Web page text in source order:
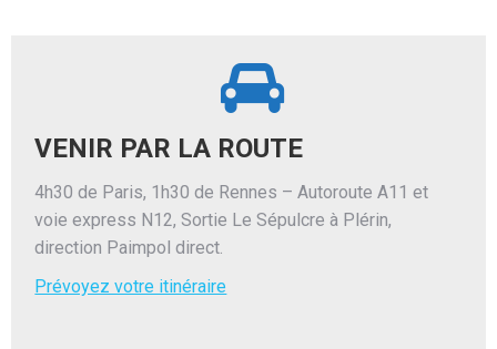
VENIR PAR LA ROUTE
4h30 de Paris, 1h30 de Rennes – Autoroute A11 et
voie express N12, Sortie Le Sépulcre à Plérin,
direction Paimpol direct.
Prévoyez votre itinéraire